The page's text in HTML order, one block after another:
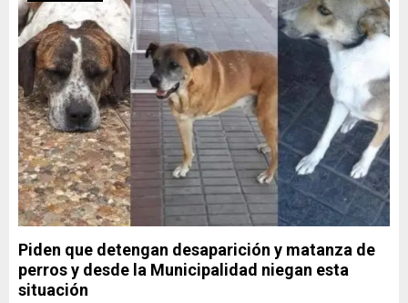
Piden que detengan desaparición y matanza de
perros y desde la Municipalidad niegan esta
situación